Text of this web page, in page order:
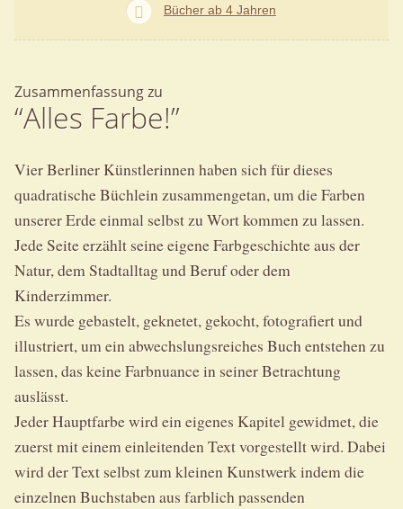
Bücher ab 4 Jahren
Zusammenfassung zu
“Alles Farbe!”
Vier Berliner Künstlerinnen haben sich für dieses
quadratische Büchlein zusammengetan, um die Farben
unserer Erde einmal selbst zu Wort kommen zu lassen.
Jede Seite erzählt seine eigene Farbgeschichte aus der
Natur, dem Stadtalltag und Beruf oder dem
Kinderzimmer.
Es wurde gebastelt, geknetet, gekocht, fotografiert und
illustriert, um ein abwechslungsreiches Buch entstehen zu
lassen, das keine Farbnuance in seiner Betrachtung
auslässt.
Jeder Hauptfarbe wird ein eigenes Kapitel gewidmet, die
zuerst mit einem einleitenden Text vorgestellt wird. Dabei
wird der Text selbst zum kleinen Kunstwerk indem die
einzelnen Buchstaben aus farblich passenden